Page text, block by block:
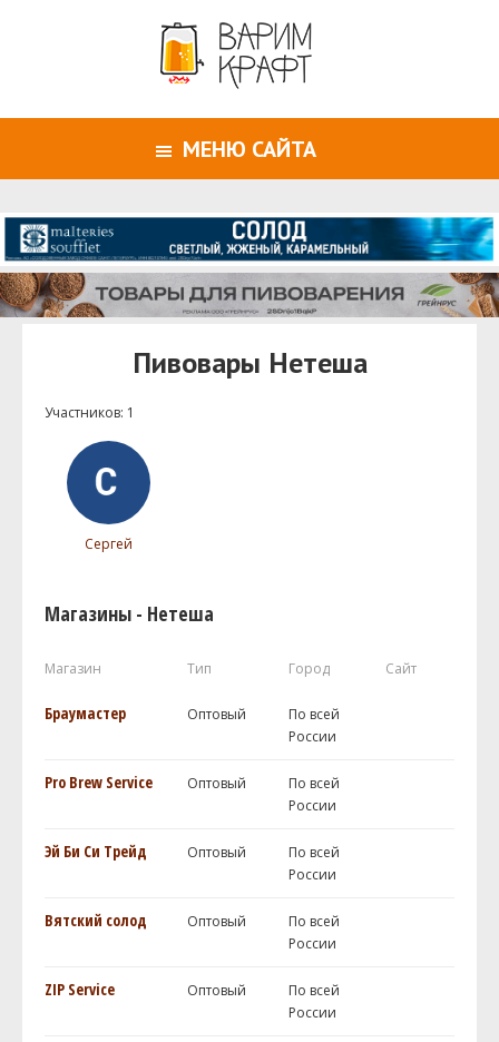
МЕНЮ САЙТА
Пивовары Нетеша
Участников: 1
Сергей
Магазины - Нетеша
Магазин Тип Город Сайт
Браумастер Оптовый
По всей
России
Pro Brew Service Оптовый
По всей
России
Эй Би Си Трейд Оптовый
По всей
России
Вятский солод Оптовый
По всей
России
ZIP Service Оптовый
По всей
России